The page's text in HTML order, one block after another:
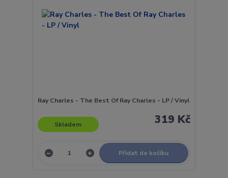
Ray Charles - The Best Of Ray Charles - LP / Vinyl
319 Kč
Skladem
Přidat do košíku